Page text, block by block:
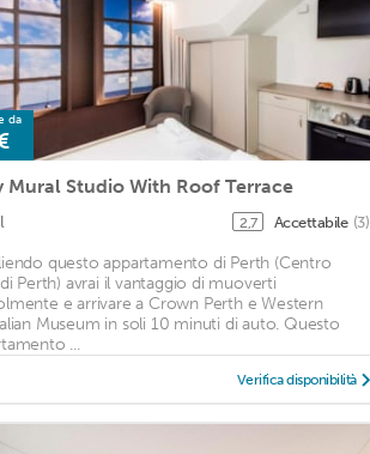
da
Mural Studio With Roof Terrace
2,7 Accettabile (3)
questo appartamento di Perth (Centro
Perth) avrai il vantaggio di muoverti
e arrivare a Crown Perth e Western
Museum in soli 10 minuti di auto. Questo
...
Verifica disponibilità